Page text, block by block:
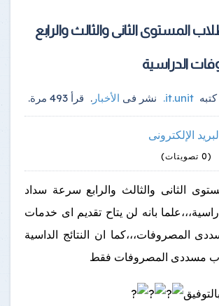
المستوى الثانى والثالث والرابع
الدراسية
كتبه it.unit
. نشر فى الأخبار . قرأ 493 مرة.
الإلكترونى
1
2
3
4
5 (0 تصويتات)
الثانى والثالث والرابع سرعة سداد
بانه لن يتاح تقديم اى خدمات
المصروفات،،،كما ان النتائج الداسية
مسددى المصروفات فقط